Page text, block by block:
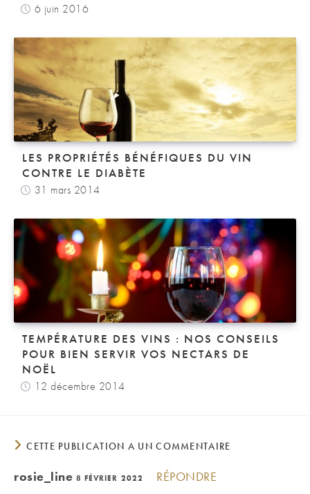
6 juin 2016
LES PROPRIÉTÉS BÉNÉFIQUES DU VIN
CONTRE LE DIABÈTE
31 mars 2014
TEMPÉRATURE DES VINS : NOS CONSEILS
POUR BIEN SERVIR VOS NECTARS DE
NOËL
12 décembre 2014
CETTE PUBLICATION A UN COMMENTAIRE
rosie_line 8 FÉVRIER 2022
RÉPONDRE